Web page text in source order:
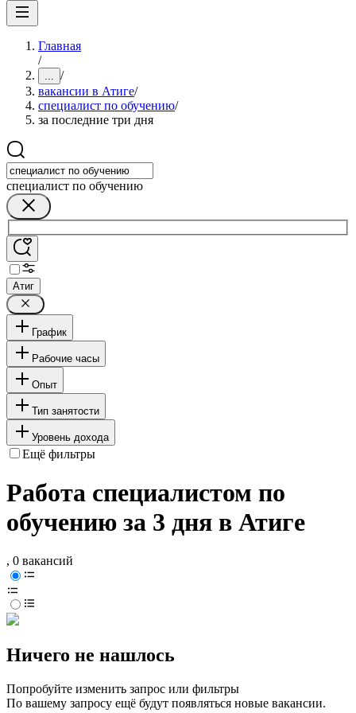
Главная
/
... /
вакансии в Атиге/
специалист по обучению/
за последние три дня
специалист по обучению
Атиг
График
Рабочие часы
Опыт
Тип занятости
Уровень дохода
Ещё фильтры
Работа специалистом по
обучению за 3 дня в Атиге
, 0 вакансий
Ничего не нашлось
Попробуйте изменить запрос или фильтры
По вашему запросу ещё будут появляться новые вакансии.